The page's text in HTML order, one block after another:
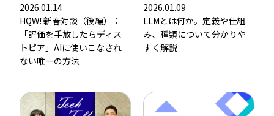
2026.01.14
HQW! 新春対談（後編）：
「評価を手放したらディス
トピア」――AIに使いこなされ
ない唯一の方法
2026.01.09
LLMとは何か。定義や仕組
み、種類について分かりや
すく解説